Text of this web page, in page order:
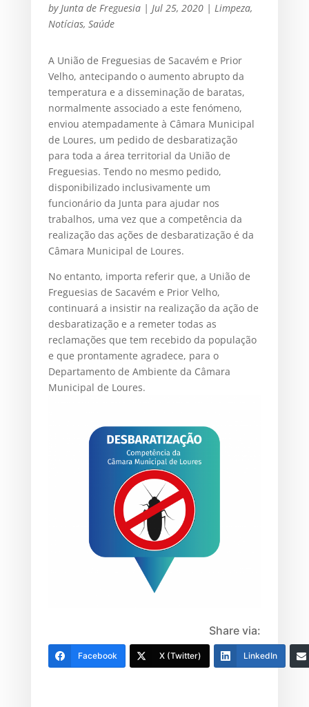
by Junta de Freguesia| Jul 25, 2020| Limpeza,
Notícias, Saúde
A União de Freguesias de Sacavém e Prior
Velho, antecipando o aumento abrupto da
temperatura e a disseminação de baratas,
normalmente associado a este fenómeno,
enviou atempadamente à Câmara Municipal
de Loures, um pedido de desbaratização
para toda a área territorial da União de
Freguesias. Tendo no mesmo pedido,
disponibilizado inclusivamente um
funcionário da Junta para ajudar nos
trabalhos, uma vez que a competência da
realização das ações de desbaratização é da
Câmara Municipal de Loures.
No entanto, importa referir que, a União de
Freguesias de Sacavém e Prior Velho,
continuará a insistir na realização da ação de
desbaratização e a remeter todas as
reclamações que tem recebido da população
e que prontamente agradece, para o
Departamento de Ambiente da Câmara
Municipal de Loures.
Share via:
Facebook X (Twitter) LinkedIn